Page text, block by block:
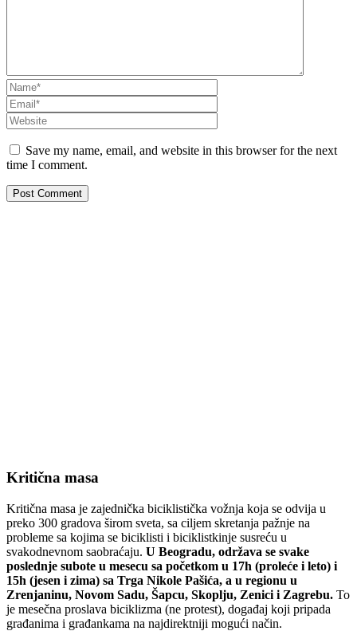
Save my name, email, and website in this browser for the next
time I comment.
Kritična masa
Kritična masa je zajednička biciklistička vožnja koja se odvija u
preko 300 gradova širom sveta, sa ciljem skretanja pažnje na
probleme sa kojima se biciklisti i biciklistkinje susreću u
svakodnevnom saobraćaju. U Beogradu, održava se svake
poslednje subote u mesecu sa početkom u 17h (proleće i leto) i
15h (jesen i zima) sa Trga Nikole Pašića, a u regionu u
Zrenjaninu, Novom Sadu, Šapcu, Skoplju, Zenici i Zagrebu. To
je mesečna proslava biciklizma (ne protest), događaj koji pripada
građanima i građankama na najdirektniji mogući način.